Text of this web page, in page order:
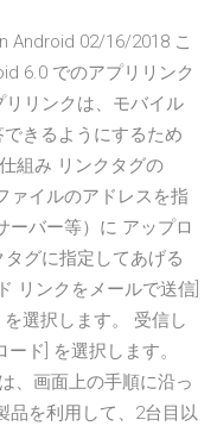
Android 02/16/2018 こ
6.0 でのアプリリンク
リンクは、モバイル
きるようにするため
組み リンクタグの
ァイルのアドレスを指
ーバー等）に アップロ
グに指定してあげる
リンクをメールで送信]
選択します。 受信し
ド] を選択します。
、画面上の手順に沿っ
品を利用して、2台目以